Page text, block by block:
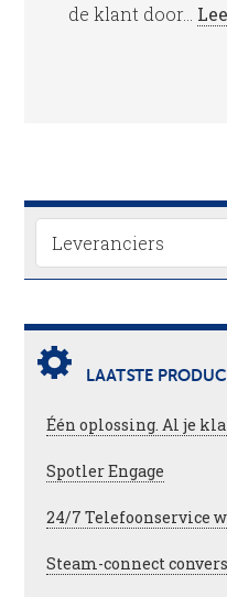
de klant door...
LAATSTE
Één oplossing. Al je
Spotler Engage
24/7 Telefoonservice
Steam-connect